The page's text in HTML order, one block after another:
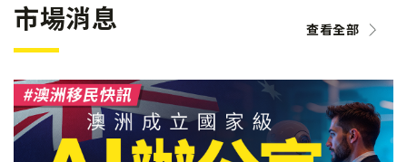
市場消息 查看全部